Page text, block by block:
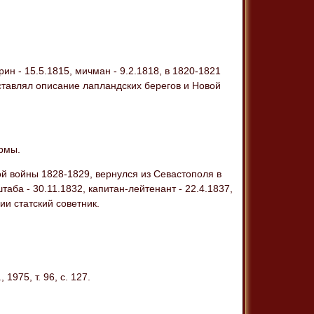
- 15.5.1815, мичман - 9.2.1818, в 1820-1821
описание лапландских берегов и Новой
войны 1828-1829, вернулся из Севастополя в
- 30.11.1832, капитан-лейтенант - 22.4.1837,
статский советник.
т. 96, с. 127.